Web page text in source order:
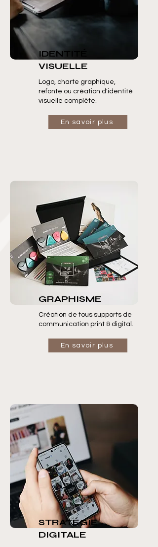
IDENTITÉ
VISUELLE
Logo, charte graphique,
refonte ou création d'identité
visuelle complète.
En savoir plus
GRAPHISME
Création de tous supports de
communication print & digital.
En savoir plus
STRATÉGIE
DIGITALE